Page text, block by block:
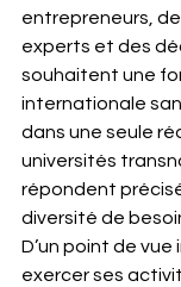
entrepreneurs,
experts et des
souhaitent une
internationale
dans une seule
universités
répondent
diversité de
D’un point de vue
exercer ses